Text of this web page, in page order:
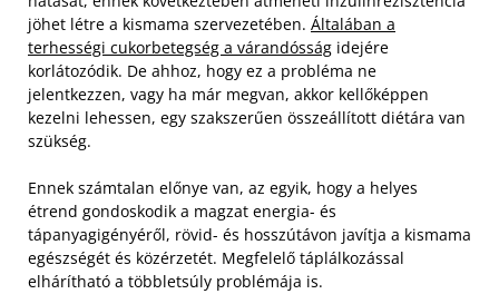
jöhet létre a kismama szervezetében. Általában a
terhességi cukorbetegség a várandósság idejére
korlátozódik. De ahhoz, hogy ez a probléma ne
jelentkezzen, vagy ha már megvan, akkor kellőképpen
kezelni lehessen, egy szakszerűen összeállított diétára van
szükség.
Ennek számtalan előnye van, az egyik, hogy a helyes
étrend gondoskodik a magzat energia- és
tápanyagigényéről, rövid- és hosszútávon javítja a kismama
egészségét és közérzetét. Megfelelő táplálkozással
elhárítható a többletsúly problémája is.